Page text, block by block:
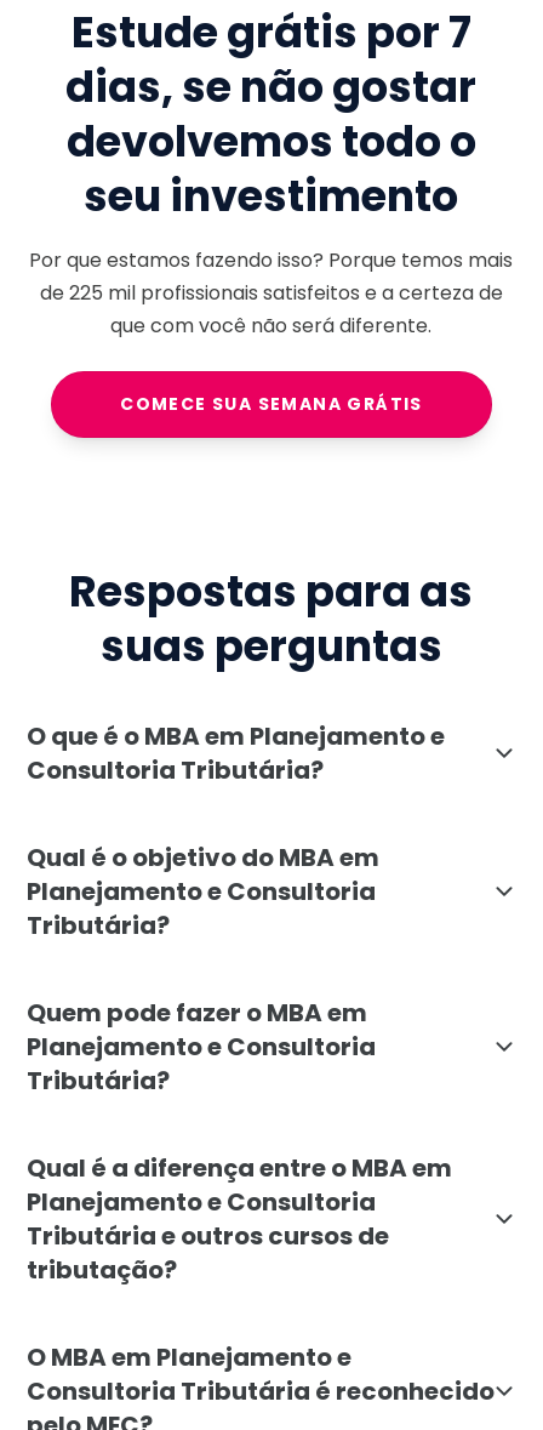
Estude grátis por 7
dias, se não gostar
devolvemos todo o
seu investimento
Por que estamos fazendo isso? Porque temos mais
de225 milprofissionais satisfeitos e a certeza de
que com você não será diferente.
COMECE SUA SEMANA GRÁTIS
Respostas para as
suas perguntas
O que é o MBA em Planejamento e
Consultoria Tributária?
Qual é o objetivo do MBA em
Planejamento e Consultoria
Tributária?
Quem pode fazer o MBA em
Planejamento e Consultoria
Tributária?
Qual é a diferença entre o MBA em
Planejamento e Consultoria
Tributária e outros cursos de
tributação?
O MBA em Planejamento e
Consultoria Tributária é reconhecido